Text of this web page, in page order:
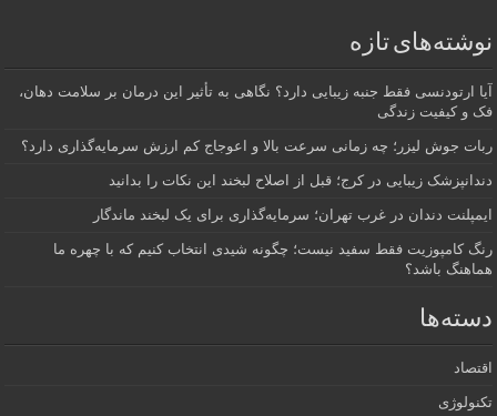
نوشته‌های تازه
آیا ارتودنسی فقط جنبه زیبایی دارد؟ نگاهی به تأثیر این درمان بر سلامت دهان،
فک و کیفیت زندگی
ربات جوش لیزر؛ چه زمانی سرعت بالا و اعوجاج کم ارزش سرمایه‌گذاری دارد؟
دندانپزشک زیبایی در کرج؛ قبل از اصلاح لبخند این نکات را بدانید
ایمپلنت دندان در غرب تهران؛ سرمایه‌گذاری برای یک لبخند ماندگار
رنگ کامپوزیت فقط سفید نیست؛ چگونه شیدی انتخاب کنیم که با چهره ما
هماهنگ باشد؟
دسته‌ها
اقتصاد
تکنولوژی